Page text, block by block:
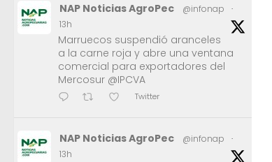
NAP Noticias AgroPec @infonap
·
13h
Marruecos suspendió aranceles
a la carne roja y abre una ventana
comercial para exportadores del
Mercosur @IPCVA
Twitter
NAP Noticias AgroPec @infonap
·
13h